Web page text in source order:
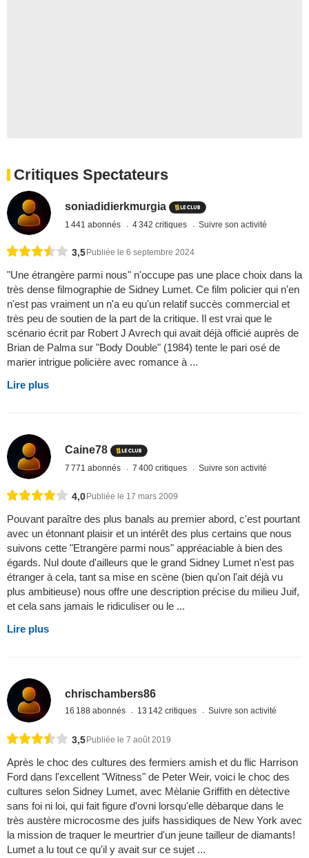
Critiques Spectateurs
soniadidierkmurgia
1 441 abonnés 4 342 critiques Suivre son activité
3,5 Publiée le 6 septembre 2024
"Une étrangère parmi nous" n'occupe pas une place choix dans la
très dense filmographie de Sidney Lumet. Ce film policier qui n'en
n'est pas vraiment un n'a eu qu'un relatif succès commercial et
très peu de soutien de la part de la critique. Il est vrai que le
scénario écrit par Robert J Avrech qui avait déjà officié auprès de
Brian de Palma sur "Body Double" (1984) tente le pari osé de
marier intrigue policière avec romance à ...
Lire plus
Caine78
7 771 abonnés 7 400 critiques Suivre son activité
4,0Publiée le 17 mars 2009
Pouvant paraître des plus banals au premier abord, c'est pourtant
avec un étonnant plaisir et un intérêt des plus certains que nous
suivons cette "Etrangère parmi nous" appréaciable à bien des
égards. Nul doute d'ailleurs que le grand Sidney Lumet n'est pas
étranger à cela, tant sa mise en scène (bien qu'on l'ait déjà vu
plus ambitieuse) nous offre une description précise du milieu Juif,
et cela sans jamais le ridiculiser ou le ...
Lire plus
chrischambers86
16 188 abonnés 13 142 critiques Suivre son activité
3,5Publiée le 7 août 2019
Après le choc des cultures des fermiers amish et du flic Harrison
Ford dans l'excellent "Witness" de Peter Weir, voici le choc des
cultures selon Sidney Lumet, avec Mèlanie Griffith en dètective
sans foi ni loi, qui fait figure d'ovni lorsqu'elle dèbarque dans le
très austère microcosme des juifs hassidiques de New York avec
la mission de traquer le meurtrier d'un jeune tailleur de diamants!
Lumet a lu tout ce qu'il y avait sur ce sujet ...